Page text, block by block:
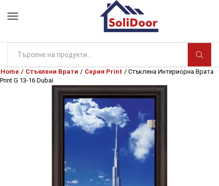
input
Home / Стъклени Врати / Серия Print / Стъклена Интериорна Врата
Print G 13-16 Dubai